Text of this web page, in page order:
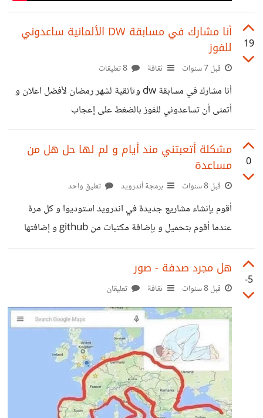
19
أنا مشارك في مسابقة DW الألمانية ساعدوني
للفوز
قبل 7 سنوات ثقافة
أنا مشارك في مسابقة dw وثائقية لشهر رمضان لأفضل اعلان و
أتمنى أن تساعدوني للفوز بالضغط على إعجاب
https://www.youtube.com/watch?
v=jQGY8C9GHkg
0
مشكلة أتعبتني مند أيام و لم لها حل هل من
مساعدة
قبل 8 سنوات برمجة أندرويد تعليق واحد
أقوم بإنشاء مشاريع جديدة في اندرويد استوديوا و كل مرة
عندما أقوم بتحميل و بإضافة مكتبات من github و إضافتها
للمشروع الجديد أواجه مشكلة مع أنني قمت بتضمين المشروع
المضاف مثال plugin with id 'kotlin-android' not
found جربت أغلب الحلول ولم تنجح معي أتمنى أن تساعدوني
في حل المشكل لأنني أجده معقد
-5
هل مجرد صدفة - صور
قبل 8 سنوات ثقافة تعليقان